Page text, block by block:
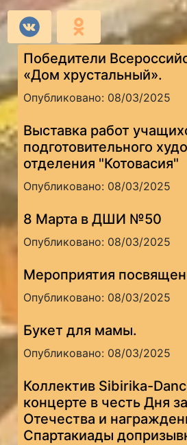
Победители
«Дом хрустальный».
Опубликовано: 08/03/2025
Выставка работ
подготовительного
отделения "Котовасия"
Опубликовано: 08/03/2025
8 Марта в ДШИ №50
Опубликовано: 08/03/2025
Мероприятия
Опубликовано: 08/03/2025
Букет для мамы.
Опубликовано: 08/03/2025
Коллектив Sibirika-
концерте в честь Дня
Отечества и
Спартакиады